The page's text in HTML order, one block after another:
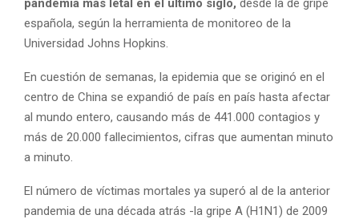
española, según la herramienta de monitoreo de la
Universidad Johns Hopkins.
En cuestión de semanas, la epidemia que se originó en el
centro de China se expandió de país en país hasta afectar
al mundo entero, causando más de 441.000 contagios y
más de 20.000 fallecimientos, cifras que aumentan minuto
a minuto.
El número de víctimas mortales ya superó al de la anterior
pandemia de una década atrás -la gripe A (H1N1) de 2009